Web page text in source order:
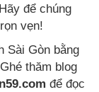
để chúng
vẹn!
Sài Gòn bằng
thăm blog
để đọc